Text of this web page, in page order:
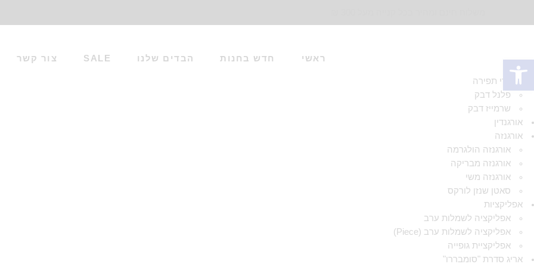
ראשי חדש בחנות הבדים שלנו SALE צור קשר
אביזרי תפירה
פלנל דבק
שרמייז דבק
אורגנדין
אורגנזה
אורגנזה הולגרמה
אורגנזה מבריקה
אורגנזה משי
סאטן שנזן לורקס
אפליקציות
אפליקציה לשמלות ערב
אפליקציה לשמלות ערב (Piece)
אפליקציית גופייה
אריג סדרת "סומבררו"
פתח סרגל נגישות